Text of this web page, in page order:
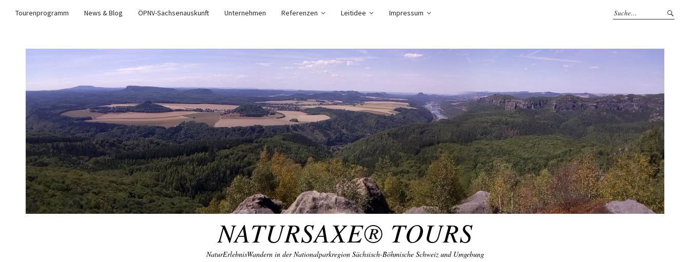
Tourenprogramm News & Blog ÖPNV-Sachsenauskunft Unternehmen Referenzen Leitidee Impressum
NATURSAXE® TOURS
NaturErlebnisWandern in der Nationalparkregion Sächsisch-Böhmische Schweiz und Umgebung